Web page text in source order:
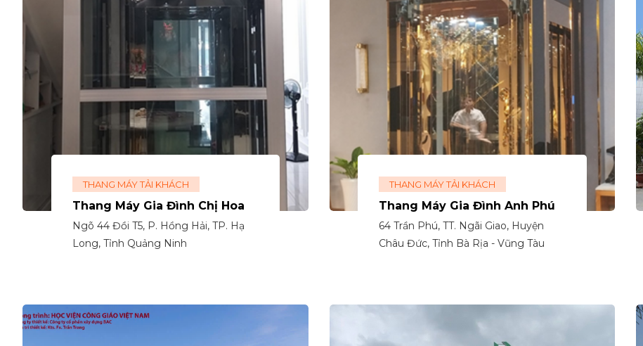
THANG MÁY TẢI KHÁCH
Thang Máy Gia Đình Chị Hoa
Ngõ 44 Đồi T5, P. Hồng Hải, TP. Hạ
Long, Tỉnh Quảng Ninh
THANG MÁY TẢI KHÁCH
Thang Máy Gia Đình Anh Phú
64 Trần Phú, TT. Ngãi Giao, Huyện
Châu Đức, Tỉnh Bà Rịa - Vũng Tàu